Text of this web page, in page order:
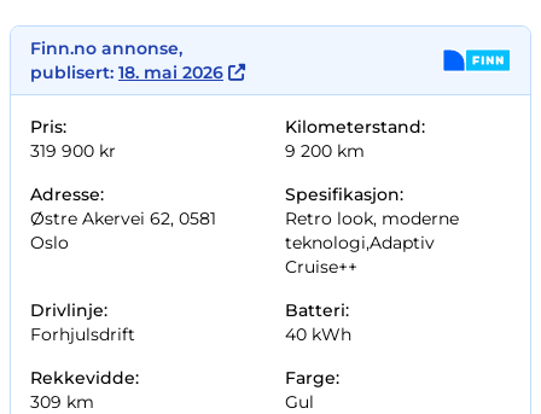
Finn.no annonse,
publisert: 18. mai 2026
Pris:
319 900 kr
Kilometerstand:
9 200 km
Adresse:
Østre Akervei 62, 0581
Oslo
Spesifikasjon:
Retro look, moderne
teknologi,Adaptiv
Cruise++
Drivlinje:
Forhjulsdrift
Batteri:
40 kWh
Rekkevidde:
309 km
Farge:
Gul